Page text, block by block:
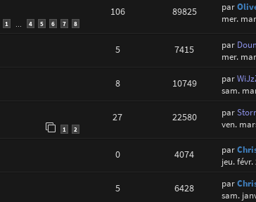
1 4 5 6 7 8
106 89825 par
mer.
5 7415 par
mer.
8 10749 par
sam.
1 2
27 22580 par
ven.
0 4074 par
jeu. févr.
5 6428 par
sam.